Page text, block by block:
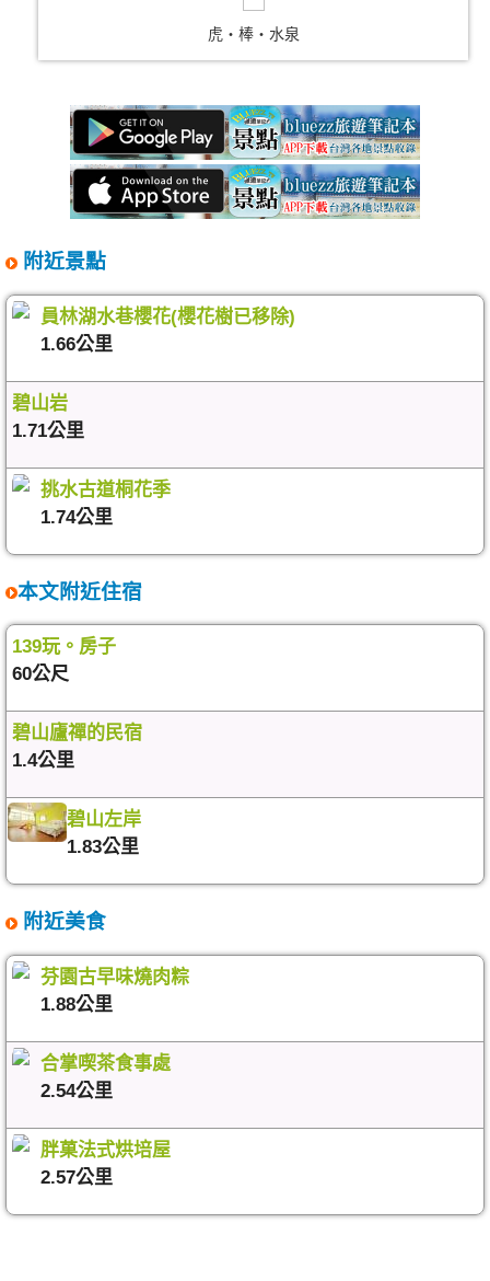
虎‧棒‧水泉
附近景點
員林湖水巷櫻花(櫻花樹已移除)
1.66公里
碧山岩
1.71公里
挑水古道桐花季
1.74公里
本文附近住宿
139玩。房子
60公尺
碧山廬禪的民宿
1.4公里
碧山左岸
1.83公里
附近美食
芬園古早味燒肉粽
1.88公里
合掌喫茶食事處
2.54公里
胖菓法式烘培屋
2.57公里